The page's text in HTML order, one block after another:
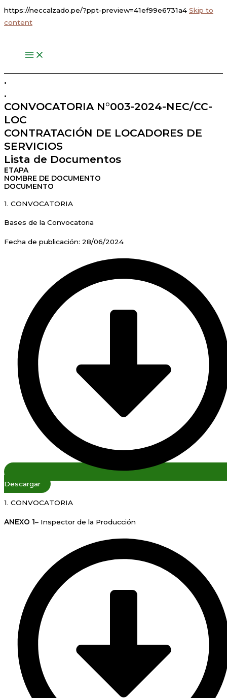
https://neccalzado.pe/?ppt-preview=41ef99e6731a4 Skip to
content
.
.
CONVOCATORIA N°003-2024-NEC/CC-
LOC
CONTRATACIÓN DE LOCADORES DE
SERVICIOS
Lista de Documentos
ETAPA
NOMBRE DE DOCUMENTO
DOCUMENTO
1. CONVOCATORIA
Bases de la Convocatoria
Fecha de publicación: 28/06/2024
Descargar
1. CONVOCATORIA
ANEXO 1– Inspector de la Producción